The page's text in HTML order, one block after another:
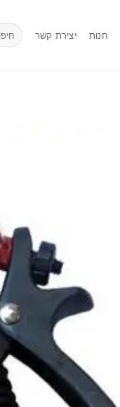
חנות יצירת קשר
חיפוש
עבור: